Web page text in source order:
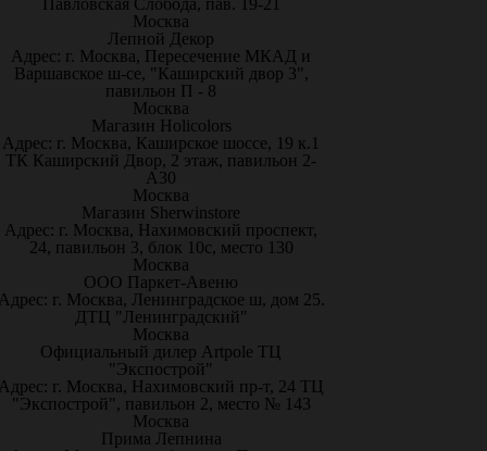
Павловская Слобода, пав. 19-21
Москва
Лепной Декор
Адрес: г. Москва, Пересечение МКАД и
Варшавское ш-се, "Каширский двор 3",
павильон П - 8
Москва
Магазин Holicolors
Адрес: г. Москва, Каширское шоссе, 19 к.1
ТК Каширский Двор, 2 этаж, павильон 2-
А30
Москва
Магазин Sherwinstore
Адрес: г. Москва, Нахимовский проспект,
24, павильон 3, блок 10с, место 130
Москва
ООО Паркет-Авeню
г. Москва, Ленинградское ш, дом 25.
ДТЦ "Ленинградский"
Москва
Официальный дилер Artpole ТЦ
"Экспострой"
г. Москва, Нахимовский пр-т, 24 ТЦ
"Экспострой", павильон 2, место № 143
Москва
Прима Лепнина